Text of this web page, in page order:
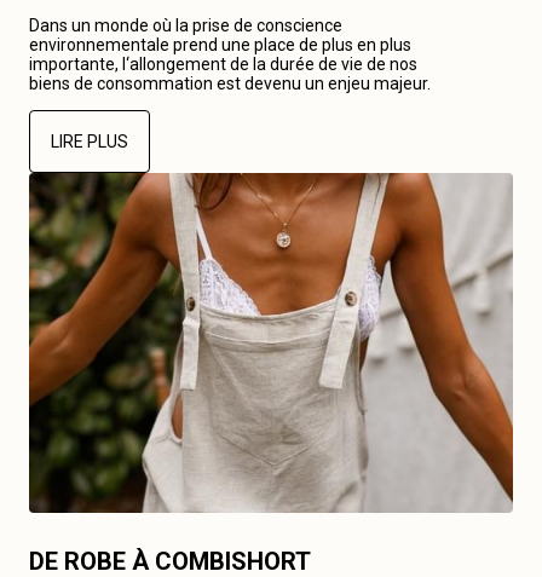
Dans un monde où la prise de conscience
environnementale prend une place de plus en plus
importante, l‘allongement de la durée de vie de nos
biens de consommation est devenu un enjeu majeur.
LIRE PLUS
DE ROBE À COMBISHORT